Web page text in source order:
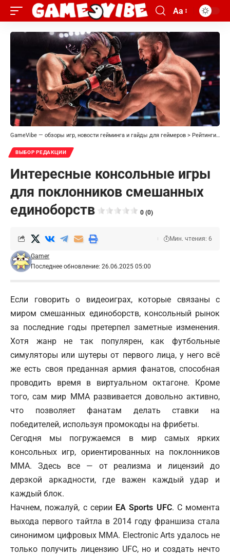
Aa
GameVibe — обзоры игр, новости гейминга и гайды для геймеров > Рейтинги
ВЫБОР РЕДАКЦИИ
Интересные консольные игры
для поклонников смешанных
единоборств
0 (0)
Последнее обновление: 26.06.2025 05:00
Gamer
Мин. чтения: 6
Если говорить о видеоиграх, которые связаны с
миром смешанных единоборств, консольный рынок
за последние годы претерпел заметные изменения.
Хотя жанр не так популярен, как футбольные
симуляторы или шутеры от первого лица, у него всё
же есть своя преданная армия фанатов, способная
проводить время в виртуальном октагоне. Кроме
того, сам мир ММА развивается довольно активно,
что позволяет фанатам делать ставки на
победителей, используя промокоды на фрибеты.
Сегодня мы погружаемся в мир самых ярких
консольных игр, ориентированных на поклонников
ММА. Здесь все — от реализма и лицензий до
дерзкой аркадности, где важен каждый удар и
каждый блок.
Начнем, пожалуй, с серии EA Sports UFC. С момента
выхода первого тайтла в 2014 году франшиза стала
синонимом цифровых ММА. Electronic Arts удалось не
только получить лицензию UFC, но и создать нечто